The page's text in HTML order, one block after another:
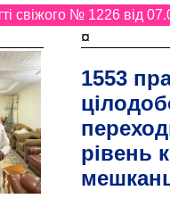
свіжого № 1226 від
¤
1553
рівень